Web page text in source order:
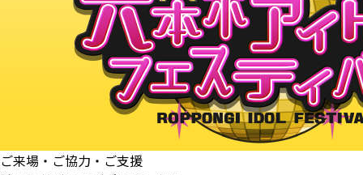
ご来場・ご協力・ご支援